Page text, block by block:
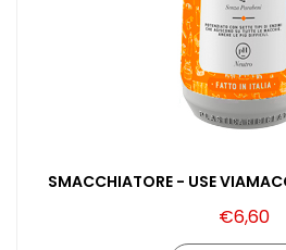
SMACCHIATORE - USE
€6,60